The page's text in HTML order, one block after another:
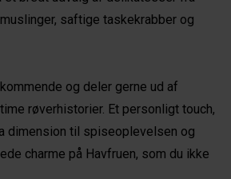
saftige taskekrabber og
og deler gerne ud af
røverhistorier. Et personligt touch,
dimension til spiseoplevelsen og
charme på Havfruen, som du ikke